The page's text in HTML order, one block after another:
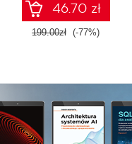
46.70 zł
199.00zł (-77%)